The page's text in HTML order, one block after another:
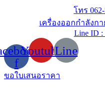
โทร
เครื่องออกกำลังก
Line ID :
f
YoutubeLine
ขอใบเสนอราคา